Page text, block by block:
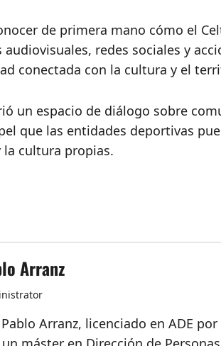
de primera mano cómo el
redes sociales y
conectada con la cultura y el
un espacio de diálogo sobre
que las entidades deportivas
cultura propias.
Arranz
Pablo Arranz, licenciado en ADE